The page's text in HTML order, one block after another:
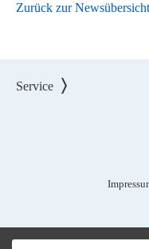
Zurück zur Newsübersicht
Service